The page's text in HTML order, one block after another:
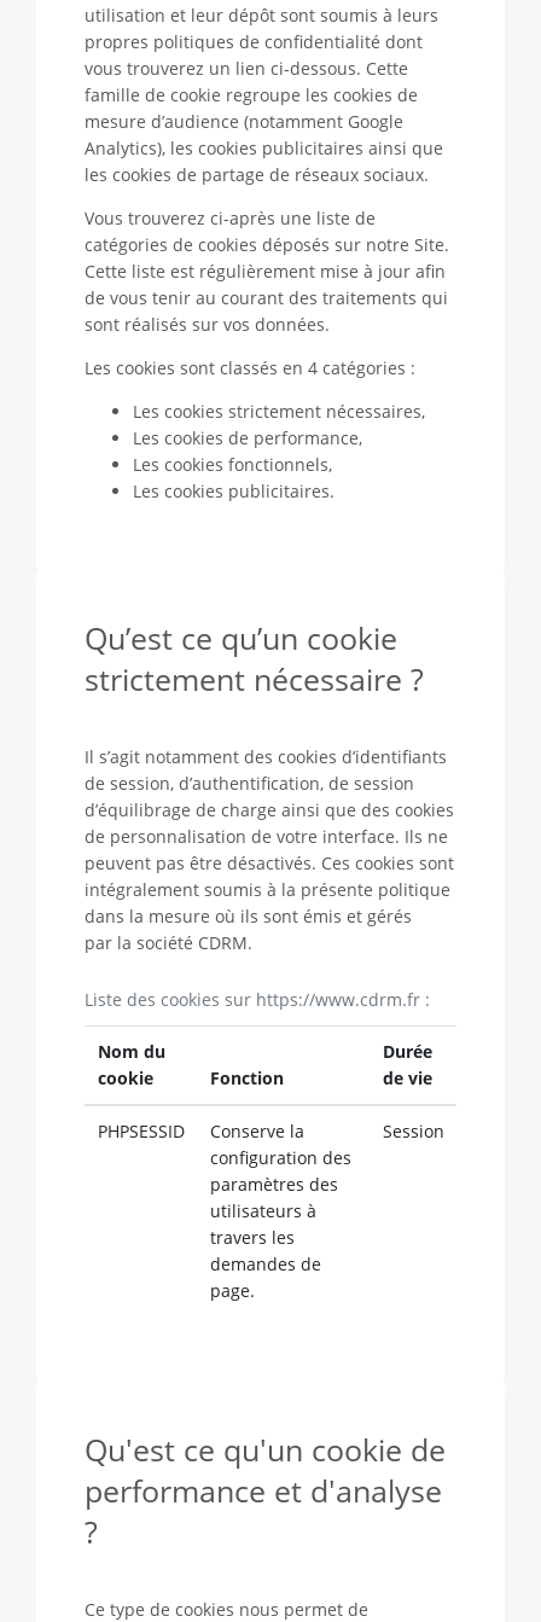
utilisation et leur dépôt sont soumis à leurs
propres politiques de confidentialité dont
vous trouverez un lien ci-dessous. Cette
famille de cookie regroupe les cookies de
mesure d’audience (notamment Google
Analytics), les cookies publicitaires ainsi que
les cookies de partage de réseaux sociaux.
Vous trouverez ci-après une liste de
catégories de cookies déposés sur notre Site.
Cette liste est régulièrement mise à jour afin
de vous tenir au courant des traitements qui
sont réalisés sur vos données.
Les cookies sont classés en 4 catégories :
Les cookies strictement nécessaires,
Les cookies de performance,
Les cookies fonctionnels,
Les cookies publicitaires.
Qu’est ce qu’un cookie
strictement nécessaire ?
Il s’agit notamment des cookies d’identifiants
de session, d’authentification, de session
d’équilibrage de charge ainsi que des cookies
de personnalisation de votre interface. Ils ne
peuvent pas être désactivés. Ces cookies sont
intégralement soumis à la présente politique
dans la mesure où ils sont émis et gérés
par la société CDRM.
Liste des cookies sur https://www.cdrm.fr :
Nom du
cookie
Fonction
Durée
de vie
PHPSESSID
Conserve la
configuration des
paramètres des
utilisateurs à
travers les
demandes de
page.
Session
Qu'est ce qu'un cookie de
performance et d'analyse
?
Ce type de cookies nous permet de